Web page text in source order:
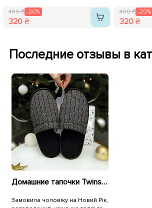
400 ₴ -20%
320 ₴
400 ₴ -20%
320 ₴
Последние отзывы в
Домашние тапочки Twins Slippers 584781 Серые
Замовила чоловіку на Новий Рік,